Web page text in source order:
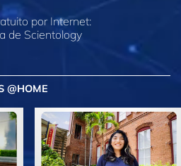
por Internet:
de Scientology
@HOME